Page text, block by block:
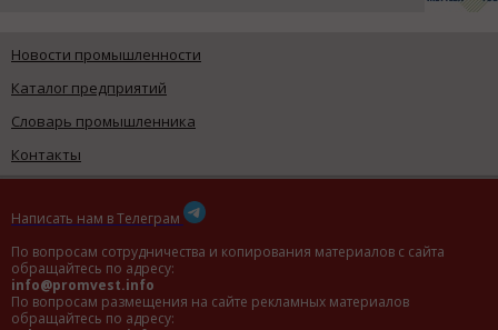
Новости промышленности
Каталог предприятий
Словарь промышленника
Контакты
Написать нам в Телеграм
По вопросам сотрудничества и копирования материалов с сайта
обращайтесь по адресу:
info@promvest.info
По вопросам размещения на сайте рекламных материалов
обращайтесь по адресу: